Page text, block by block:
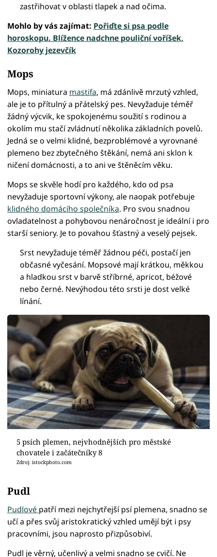
zastřihovat v oblasti tlapek a nad očima.
Mohlo by vás zajímat: Pořiďte si psa podle
horoskopu. Blížence nadchne pouliční voříšek,
Kozorohy jezevčík
Mops
Mops, miniatura mastifa, má zdánlivě mrzutý vzhled,
ale je to přítulný a přátelský pes. Nevyžaduje téměř
žádný výcvik, ke spokojenému soužití s rodinou a
okolím mu stačí zvládnutí několika základních povelů.
Jedná se o velmi klidné, bezproblémové a vyrovnané
plemeno bez zbytečného štěkání, nemá ani sklon k
ničení domácnosti, a to ani ve štěněcím věku.
Mops se skvěle hodí pro každého, kdo od psa
nevyžaduje sportovní výkony, ale naopak potřebuje
klidného domácího společníka. Pro svou snadnou
ovladatelnost a pohybovou nenáročnost je ideální i pro
starší seniory. Je to povahou šťastný a veselý pejsek.
Srst nevyžaduje téměř žádnou péči, postačí jen
občasné vyčesání. Mopsové mají krátkou, měkkou
a hladkou srst v barvě stříbrné, apricot, béžové
nebo černé. Nevýhodou této srsti je dost velké
línání.
5 psích plemen, nejvhodnějších pro městské
chovatele i začátečníky 8
Zdroj: istockphoto.com
Pudl
Pudlové patří mezi nejchytřejší psí plemena, snadno se
učí a přes svůj aristokratický vzhled umějí být i psy
pracovními, jsou naprosto přizpůsobiví.
Pudl je věrný, učenlivý a velmi snadno se cvičí. Ne